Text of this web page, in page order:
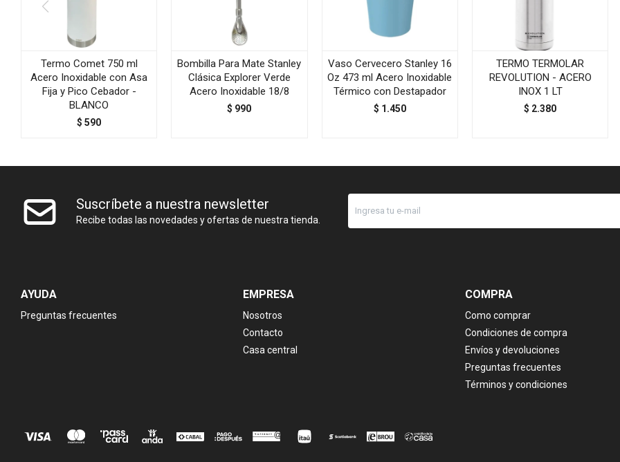
Termo Comet 750 ml
Acero Inoxidable con Asa
Fija y Pico Cebador -
BLANCO
$ 590
Bombilla Para Mate Stanley
Clásica Explorer Verde
Acero Inoxidable 18/8
$ 990
Vaso Cervecero Stanley 16
Oz 473 ml Acero Inoxidable
Térmico con Destapador
$ 1.450
TERMO TERMOLAR
REVOLUTION - ACERO
INOX 1 LT
$ 2.380
Suscríbete a nuestra newsletter
Recibe todas las novedades y ofertas de nuestra tienda.
AYUDA
Preguntas frecuentes
EMPRESA
Nosotros
Contacto
Casa central
COMPRA
Como comprar
Condiciones de compra
Envíos y devoluciones
Preguntas frecuentes
Términos y condiciones